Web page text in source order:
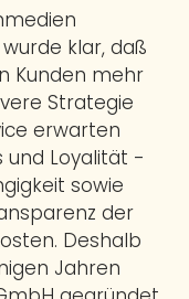
klar, daß
Kunden mehr
Strategie
erwarten
und Loyalität -
sowie
der
Deshalb
Jahren